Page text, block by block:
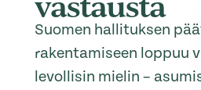
Suomen hallituksen
rakentamiseen loppuu
levollisin mielin –